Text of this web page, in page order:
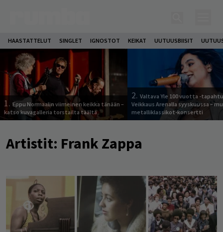
HAASTATTELUT SINGLET IGNOSTOT KEIKAT UUTUUSBIISIT
1. Eppu Normaalin viimeinen keikka tänään –
katso kuvagalleria torstailta täältä
2. Valtava Yle 100 vuotta -
Veikkaus Arenalla syyskuussa –
metalliklassikot-konsertti
Artistit: Frank Zappa